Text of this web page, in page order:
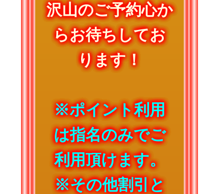
沢山のご予約心か
らお待ちしてお
ります！
※ポイント利用
は指名のみでご
利用頂けます。
※その他割引と